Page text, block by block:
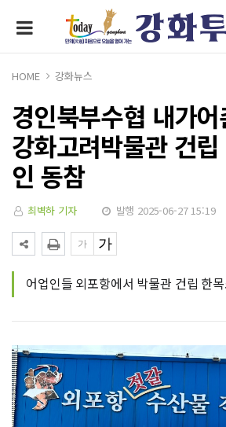
HOME 강화뉴스
경인북부수협 내가
강화고려박물관 건
인 동참
최벽하 기자 발행 2025-06-27 15:19
어업인들 외포항에서 박물관 건립 한